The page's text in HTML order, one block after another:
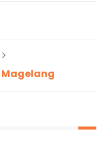
Magelang